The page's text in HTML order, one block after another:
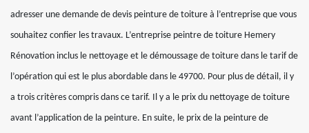
adresser une demande de devis peinture de toiture à l’entreprise que vous
souhaitez confier les travaux. L’entreprise peintre de toiture Hemery
Rénovation inclus le nettoyage et le démoussage de toiture dans le tarif de
l’opération qui est le plus abordable dans le 49700. Pour plus de détail, il y
a trois critères compris dans ce tarif. Il y a le prix du nettoyage de toiture
avant l’application de la peinture. En suite, le prix de la peinture de